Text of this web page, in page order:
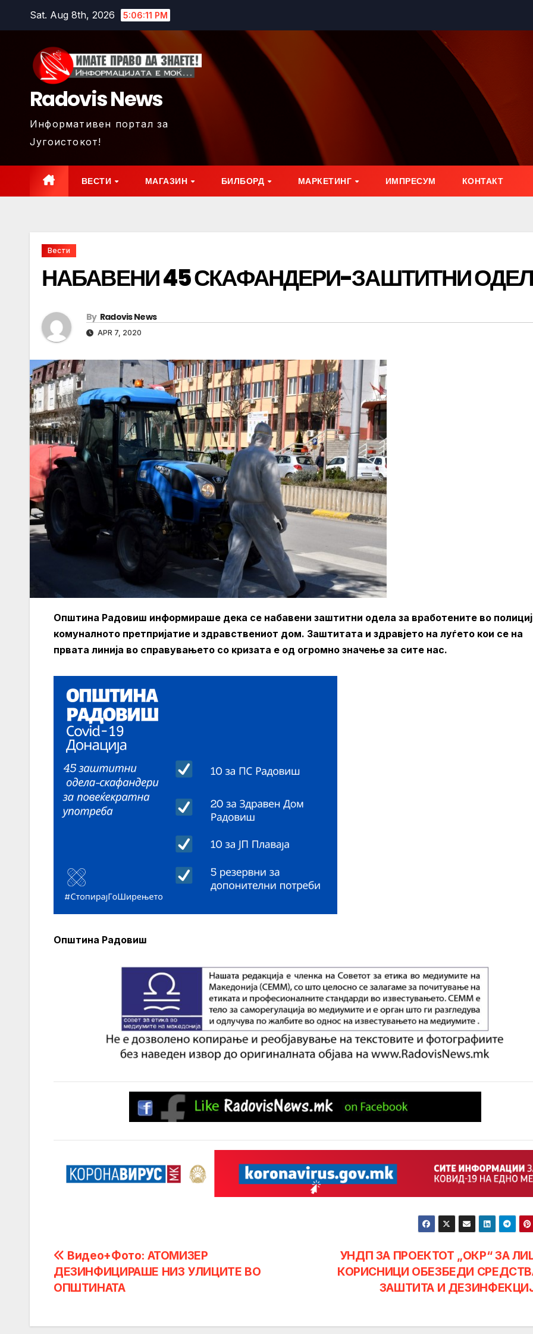
Sat. Aug 8th, 2026 5:06:13 PM
Radovis News
Информативен портал за
Југоистокот!
ВЕСТИ МАГАЗИН БИЛБОРД МАРКЕТИНГ ИМПРЕСУМ КОНТАКТ
Вести
НАБАВЕНИ 45 СКАФАНДЕРИ-ЗАШТИТНИ
By Radovis News
APR 7, 2020
Општина Радовиш информираше дека се набавени заштитни одела за вработените во
комуналното претпријатие и здравствениот дом. Заштитата и здравјето на луѓето кои се на
првата линија во справувањето со кризата е од огромно значење за сите нас.
Општина Радовиш
Post
navigation
УНДП ЗА ПРОЕКТОТ „ОКР“ ЗА
КОРИСНИЦИ ОБЕЗБЕДИ
ЗАШТИТА И
Видео+Фото: АТОМИЗЕР
ДЕЗИНФИЦИРАШЕ НИЗ УЛИЦИТЕ ВО
ОПШТИНАТА